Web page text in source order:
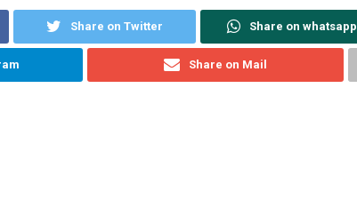
Share on Twitter Share on whatsapp
Share on Mail